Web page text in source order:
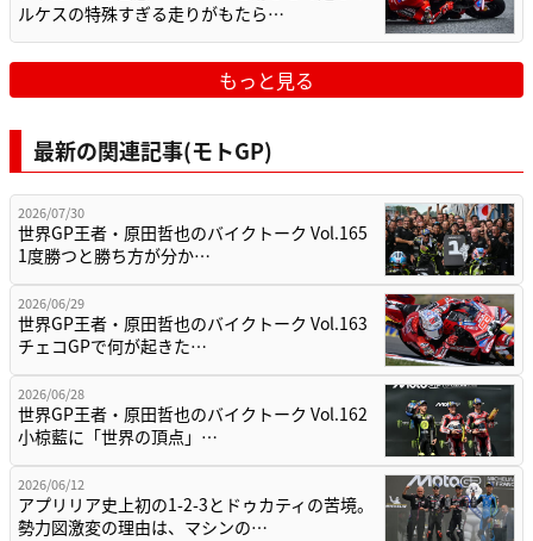
ルケスの特殊すぎる走りがもたら…
もっと見る
最新の関連記事(モトGP)
2026/07/30
世界GP王者・原田哲也のバイクトーク Vol.165
1度勝つと勝ち方が分か…
2026/06/29
世界GP王者・原田哲也のバイクトーク Vol.163
チェコGPで何が起きた…
2026/06/28
世界GP王者・原田哲也のバイクトーク Vol.162
小椋藍に「世界の頂点」…
2026/06/12
アプリリア史上初の1-2-3とドゥカティの苦境。
勢力図激変の理由は、マシンの…